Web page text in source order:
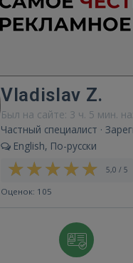
Vladislav Z.
Был на сайте: 3 ч. 5 мин.
Частный специалист ·
English, По-русски
5,0 / 5
Оценок: 105